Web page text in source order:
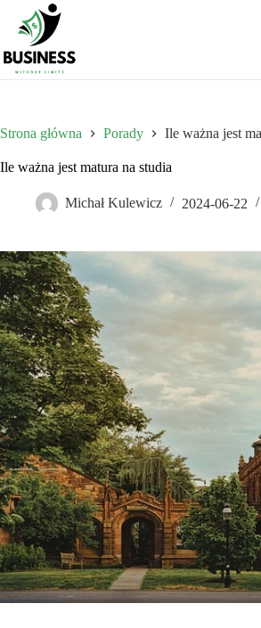
Przejdź
treści
Strona główna Porady Ile ważna jest
Ile ważna jest matura na studia
Michał Kulewicz 2024-06-22